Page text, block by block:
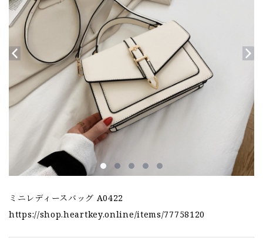
ミニレディースバッグ A0422
https://shop.heartkey.online/items/77758120